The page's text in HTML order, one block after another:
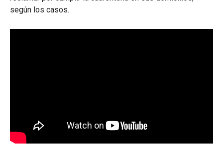
según los casos.